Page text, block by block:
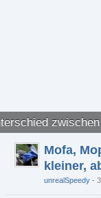
Mofa,
kleiner,
unrealSpeedy